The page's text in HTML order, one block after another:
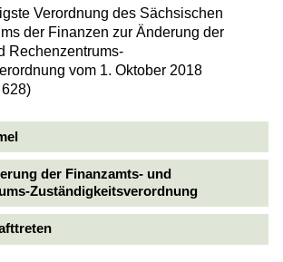
Verordnung des Sächsischen
der Finanzen zur Änderung der
Rechenzentrums-
vom 1. Oktober 2018
der Finanzamts- und
Zuständigkeitsverordnung